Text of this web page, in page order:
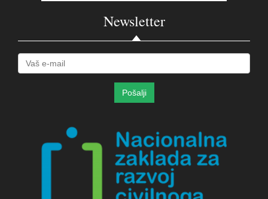
Newsletter